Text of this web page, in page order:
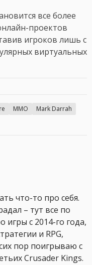
все более
проектов
игроков лишь с
виртуальных
MMO
Mark Darrah
что-то про себя.
– тут все по
игры с 2014-го года,
и RPG,
пор поигрываю с
Crusader Kings.